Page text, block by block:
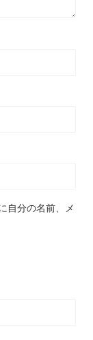
自分の名前、メ